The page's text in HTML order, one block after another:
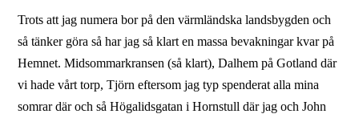
Trots att jag numera bor på den värmländska landsbygden och
så tänker göra så har jag så klart en massa bevakningar kvar på
Hemnet. Midsommarkransen (så klart), Dalhem på Gotland där
vi hade vårt torp, Tjörn eftersom jag typ spenderat alla mina
somrar där och så Högalidsgatan i Hornstull där jag och John